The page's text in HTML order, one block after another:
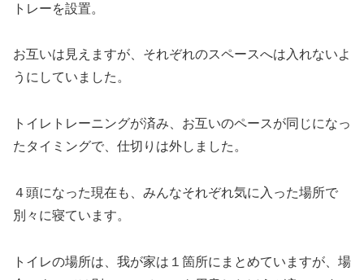
トレーを設置。
お互いは見えますが、それぞれのスペースへは入れないよ
うにしていました。
トイレトレーニングが済み、お互いのペースが同じになっ
たタイミングで、仕切りは外しました。
４頭になった現在も、みんなそれぞれ気に入った場所で
別々に寝ています。
トイレの場所は、我が家は１箇所にまとめていますが、場